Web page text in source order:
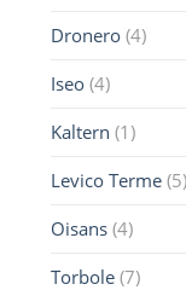
Dronero (4)
Iseo (4)
Kaltern (1)
Levico Terme (5)
Oisans (4)
Torbole (7)